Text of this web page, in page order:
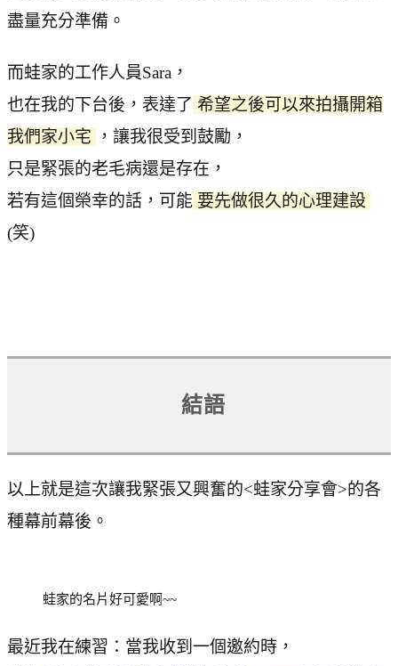
盡量充分準備。
而蛙家的工作人員Sara，
也在我的下台後，表達了 希望之後可以來拍攝開箱
我們家小宅
，讓我很受到鼓勵，
只是緊張的老毛病還是存在，
若有這個榮幸的話，可能 要先做很久的心理建設
(笑)
結語
以上就是這次讓我緊張又興奮的<蛙家分享會>的各
種幕前幕後。
蛙家的名片好可愛啊~~
最近我在練習：當我收到一個邀約時，